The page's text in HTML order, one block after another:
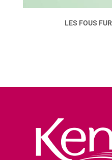
LES FOUS